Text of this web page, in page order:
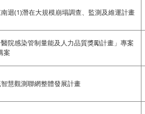
迴(1)潛在大規模崩塌調查、監測及維運計畫
院感染管制量能及人力品質獎勵計畫」專案
案
慧觀測聯網整體發展計畫